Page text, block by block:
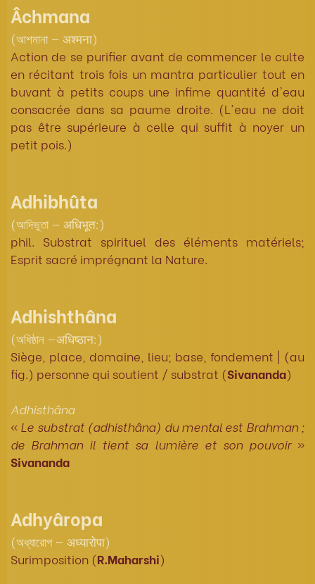
Âchmana
(আশমানা — अश्मना)
Action de se purifier avant de commencer le culte
en récitant trois fois un mantra particulier tout en
buvant à petits coups une infime quantité d'eau
consacrée dans sa paume droite. (L'eau ne doit
pas être supérieure à celle qui suffit à noyer un
petit pois.)
Adhibhûta
(আদিভুতা — अधिभूत:)
phil. Substrat spirituel des éléments matériels;
Esprit sacré imprégnant la Nature.
Adhishthâna
(অধিষ্ঠান —अधिष्ठान:)
Siège, place, domaine, lieu; base, fondement | (au
fig.) personne qui soutient / substrat (Sivananda)
Adhisthâna
« Le substrat (adhisthâna) du mental est Brahman ;
de Brahman il tient sa lumière et son pouvoir»
Sivananda
Adhyâropa
(অধ্যারোপ — अध्यारोपा)
Surimposition (R.Maharshi)